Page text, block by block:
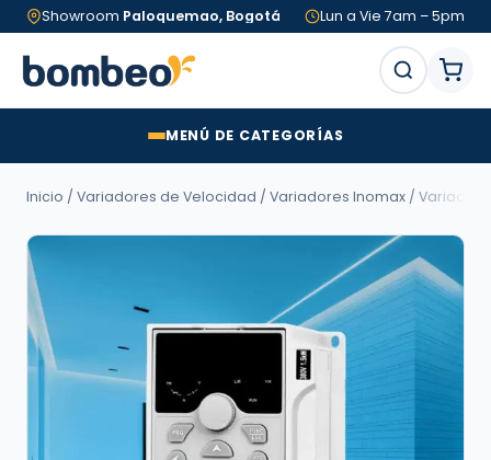
Showroom Paloquemao, Bogotá Lun a Vie 7am – 5pm
MENÚ DE CATEGORÍAS
Inicio / Variadores de Velocidad / Variadores Inomax /